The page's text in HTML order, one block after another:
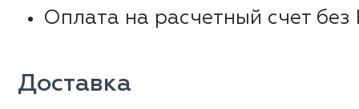
Оплата на расчетный счет
Доставка